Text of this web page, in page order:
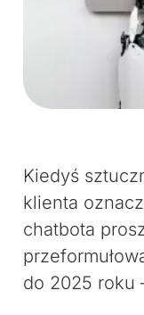
Kiedyś
klienta
chatbota
do 2025 roku